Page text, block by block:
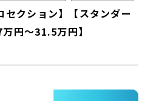
クション】【スタンダー
円～31.5万円】